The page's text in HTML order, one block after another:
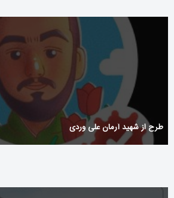
طرح از شهید آرمان علی وردی